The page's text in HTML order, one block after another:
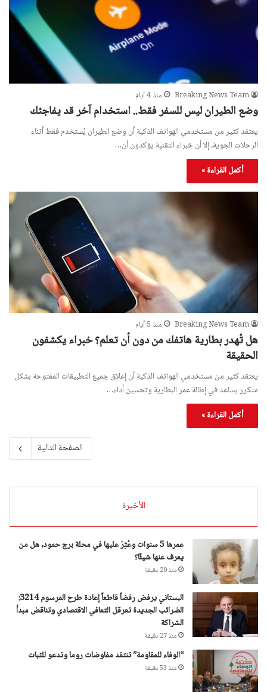
Breaking News Team منذ 4 أيام
وضع الطيران ليس للسفر فقط.. استخدام آخر قد يفاجئك
يعتقد كثير من مستخدمي الهواتف الذكية أن وضع الطيران يُستخدم فقط أثناء
الرحلات الجوية، إلا أن خبراء التقنية يؤكدون أن…
أكمل القراءة »
Breaking News Team منذ 5 أيام
هل تُهدر بطارية هاتفك من دون أن تعلم؟ خبراء يكشفون
الحقيقة
يعتقد كثير من مستخدمي الهواتف الذكية أن إغلاق جميع التطبيقات المفتوحة بشكل
متكرر يساعد في إطالة عمر البطارية وتحسين أداء…
أكمل القراءة »
الصفحة التالية
الأخيرة
عمرها 5 سنوات وعُثِرَ عليها في محلة برج حمود، هل من
يعرف عنها شيئًا؟
منذ 20 دقيقة
البستاني يرفض رفضاً قاطعاً إعادة طرح المرسوم 3214:
الضرائب الجديدة تعرقل التعافي الاقتصادي وتناقض مبدأ
الشراكة
منذ 27 دقيقة
“الوفاء للمقاومة” تنتقد مفاوضات روما وتدعو للثبات
منذ 53 دقيقة